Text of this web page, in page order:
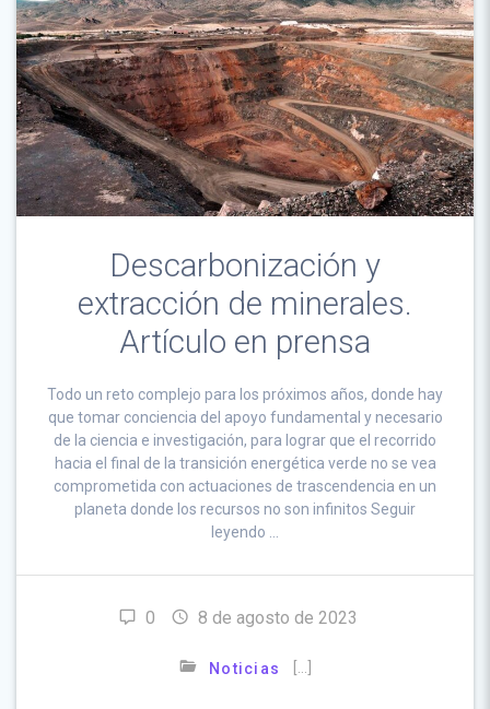
Descarbonización y
extracción de minerales.
Artículo en prensa
Todo un reto complejo para los próximos años, donde hay
que tomar conciencia del apoyo fundamental y necesario
de la ciencia e investigación, para lograr que el recorrido
hacia el final de la transición energética verde no se vea
comprometida con actuaciones de trascendencia en un
planeta donde los recursos no son infinitos Seguir
leyendo …
0 8 de agosto de 2023
Noticias